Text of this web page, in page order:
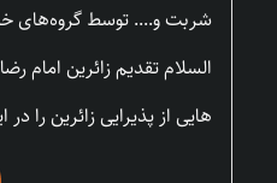
شربت و.... توسط گروه‌های
السلام تقدیم زائرین امام
هایی از پذیرایی زائرین را